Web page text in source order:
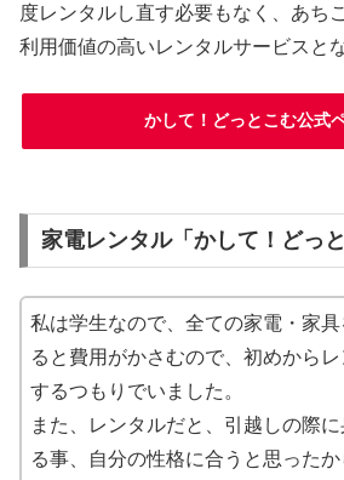
度レンタルし直す必要もなく、あち
利用価値の高いレンタルサービスと
かして！どっとこむ公式
家電レンタル「かして！どっ
私は学生なので、全ての家電・家
ると費用がかさむので、初めから
するつもりでいました。
また、レンタルだと、引越しの際
る事、自分の性格に合うと思ったか